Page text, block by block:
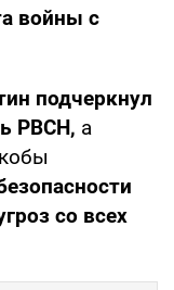
войны с
подчеркнул
РВСН, а
со всех